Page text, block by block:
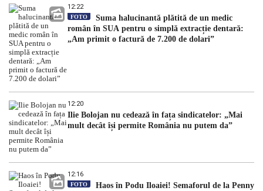
12:22
FOTO
Suma halucinantă plătită de un medic
român în SUA pentru o simplă extracție dentară:
„Am primit o factură de 7.200 de dolari”
12:20
Ilie Bolojan nu cedează în fața sindicatelor: „Mai
mult decât își permite România nu putem da”
12:16
FOTO
Haos în Podu Iloaiei! Semaforul de la Penny